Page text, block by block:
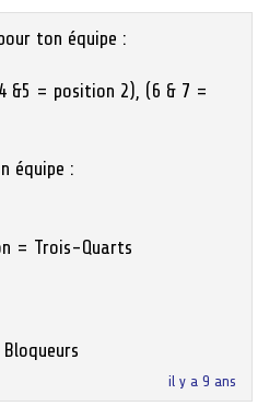
il y a 9 ans
ton équipe :
&5 = position 2), (6 & 7 =
équipe :
= Trois-Quarts